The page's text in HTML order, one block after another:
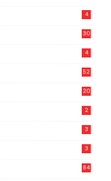
4
30
4
52
20
2
3
3
84